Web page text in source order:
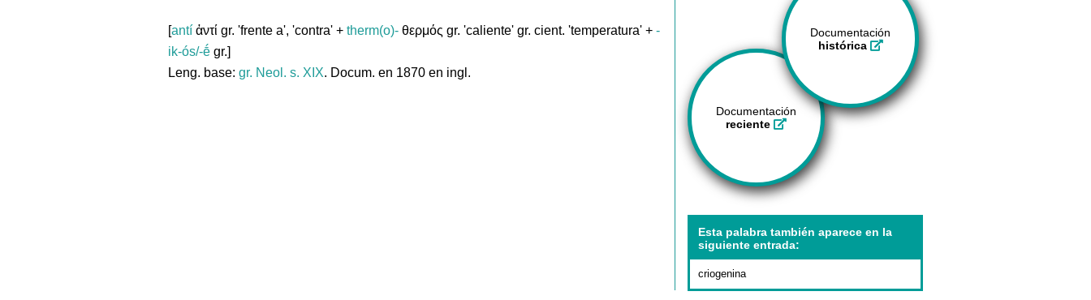
[antí ἀντί gr. 'frente a', 'contra' + therm(o)- θερμός gr. 'caliente' gr. cient. 'temperatura' + -
ik-ós/-ḗ gr.]
Leng. base: gr. Neol. s. XIX. Docum. en 1870 en ingl.
Documentación
histórica
Documentación
reciente
Esta palabra también aparece en la
siguiente entrada:
criogenina